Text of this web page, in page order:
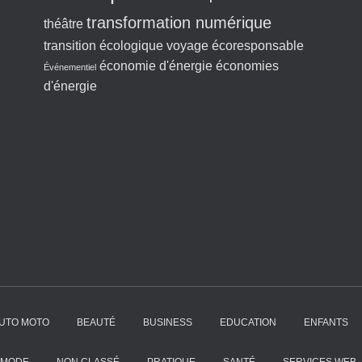
théâtre transformation numérique
transition écologique voyage écoresponsable
Événementiel économie d'énergie économies
d'énergie
MOTO BEAUTÉ BUSINESS EDUCATION ENFANTS